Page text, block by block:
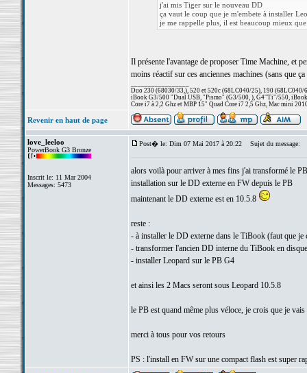
j'ai mis Tiger sur le nouveau DD
ça vaut le coup que je m'embete à installer
je me rappelle plus, il est beaucoup mieux
Il présente l'avantage de proposer Time Machine, et
moins réactif sur ces anciennes machines (sans que
Duo 230 (68030/33,), 520 et 520c (68LC040/25), 190 (68LC040/
iBook G3/500 "Dual USB, "Pismo" (G3/500, ), G4"Ti"/550,
Core i7 à 2,2 Ghz et MBP 15" Quad Core i7 2,5 Ghz, Mac mini
Revenir en haut de page
love_leeloo
PowerBook G3 Bronze
Inscrit le: 11 Mar 2004
Messages: 5473
Post� le: Dim 07 Mai 2017 à 20:22 Sujet du message:
alors voilà pour arriver à mes fins j'ai transformé le
installation sur le DD externe en FW depuis le PB
maintenant le DD externe est en 10.5.8
reste :
- à installer le DD externe dans le TiBook (faut que
- transformer l'ancien DD interne du TiBook en
- installer Leopard sur le PB G4
et ainsi les 2 Macs seront sous Leopard 10.5.8
le PB est quand même plus véloce, je crois que je
merci à tous pour vos retours
PS : l'install en FW sur une compact flash est super